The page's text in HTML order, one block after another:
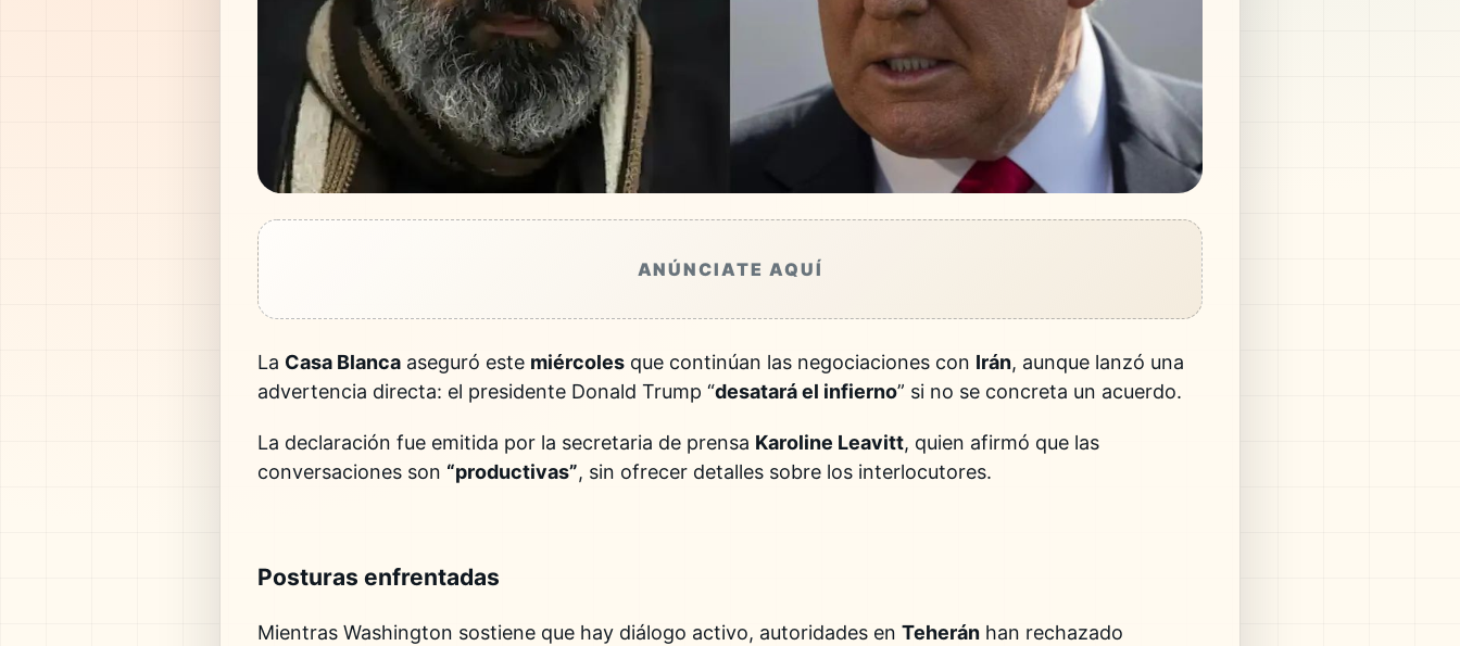
ANÚNCIATE AQUÍ
La Casa Blanca aseguró este miércoles que continúan las negociaciones con Irán, aunque lanzó una
advertencia directa: el presidente Donald Trump “desatará el infierno” si no se concreta un acuerdo.
La declaración fue emitida por la secretaria de prensa Karoline Leavitt, quien afirmó que las
conversaciones son “productivas”, sin ofrecer detalles sobre los interlocutores.
Posturas enfrentadas
Mientras Washington sostiene que hay diálogo activo, autoridades en Teherán han rechazado